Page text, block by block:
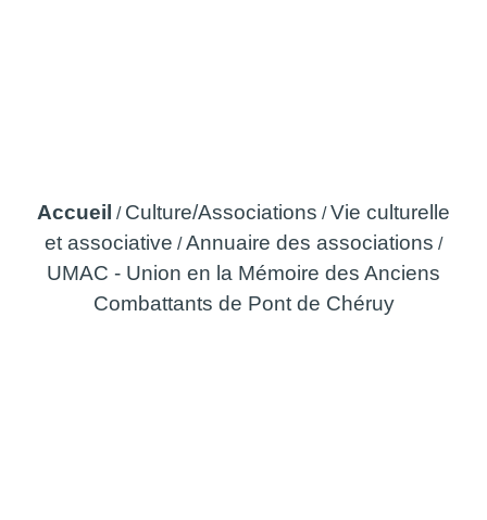
Accueil / Culture/Associations /Vie culturelle
et associative /Annuaire des associations /
UMAC - Union en la Mémoire des Anciens
Combattants de Pont de Chéruy